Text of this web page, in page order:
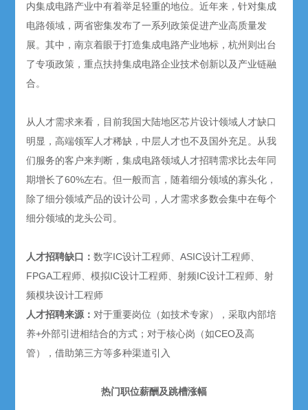
内集成电路产业中有着举足轻重的地位。近年来，针对集成
电路领域，两省密集发布了一系列政策促进产业高质量发
展。其中，南京着眼于打造集成电路产业地标，杭州则出台
了专项政策，重点扶持集成电路企业技术创新以及产业链融
合。
从人才需求来看，目前我国大陆地区芯片设计领域人才缺口
明显，高端领军人才稀缺，中层人才也不及国外充足。从我
们服务的客户来判断，集成电路领域人才招聘需求比去年同
期增长了60%左右。但一般而言，随着细分领域的寡头化，
除了细分领域产品的设计公司，人才需求多数会集中在每个
细分领域的龙头公司。
人才招聘缺口：数字IC设计工程师、ASIC设计工程师、
FPGA工程师、模拟IC设计工程师、射频IC设计工程师、射
频模块设计工程师
人才招聘来源：对于重要岗位（如技术专家），采取内部培
养+外部引进相结合的方式；对于核心岗（如CEO及高
管），借助第三方等多种渠道引入
热门职位薪酬及跳槽涨幅